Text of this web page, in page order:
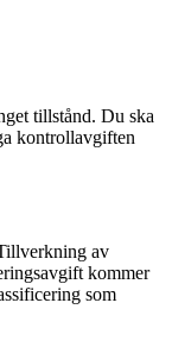
tillstånd. Du ska
kontrollavgiften
av
kommer
som